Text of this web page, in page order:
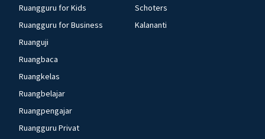
Ruangguru for Kids
Ruangguru for Business
Ruanguji
Ruangbaca
Ruangkelas
Ruangbelajar
Ruangpengajar
Ruangguru Privat
Schoters
Kalananti